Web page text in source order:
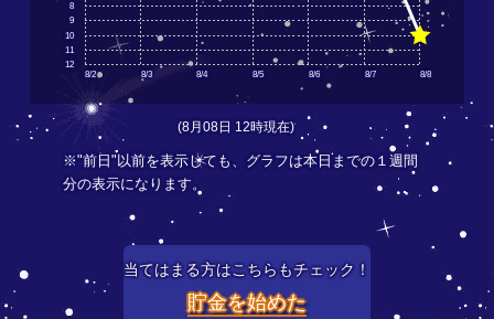
8/2 8/3 8/4 8/5 8/6 8/7 8/8
12
11
10
9
8
(8月08日 12時現在)
※"前日"以前を表示しても、グラフは本日までの１週間
分の表示になります。
当てはまる方はこちらもチェック！
貯金を始めた